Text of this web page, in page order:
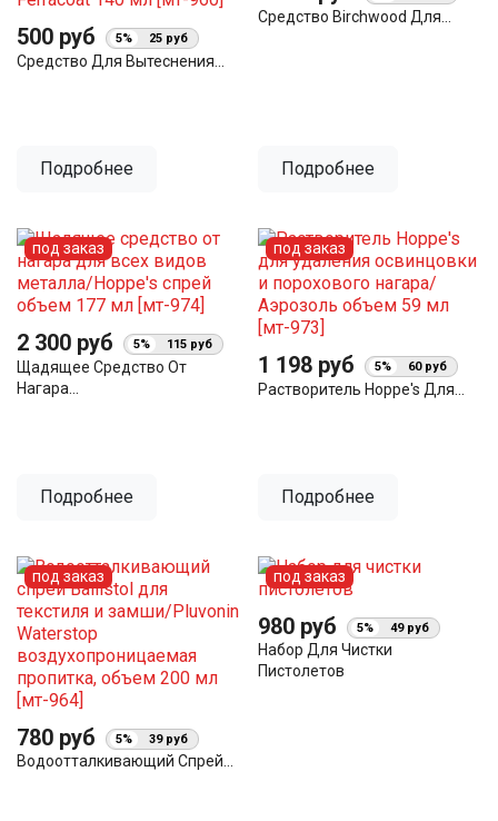
500 руб 5% 25 руб
Средство Для Вытеснения...
Подробнее
Средство Birchwood Для...
Подробнее
2 300 руб 5% 115 руб
Щадящее Средство От
Нагара...
Подробнее
под заказ
1 198 руб 5% 60 руб
Растворитель Hoppe's Для...
Подробнее
под заказ
780 руб 5% 39 руб
Водоотталкивающий Спрей...
под заказ
980 руб 5% 49 руб
Набор Для Чистки
Пистолетов
под заказ